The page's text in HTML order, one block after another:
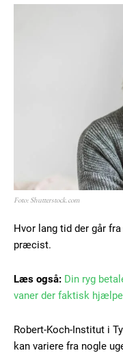
Foto: Shutterstock.com
Hvor lang tid der går
præcist.
Læs også: Din ryg
vaner der faktisk
Robert-Koch-Institut i
kan variere fra nogle